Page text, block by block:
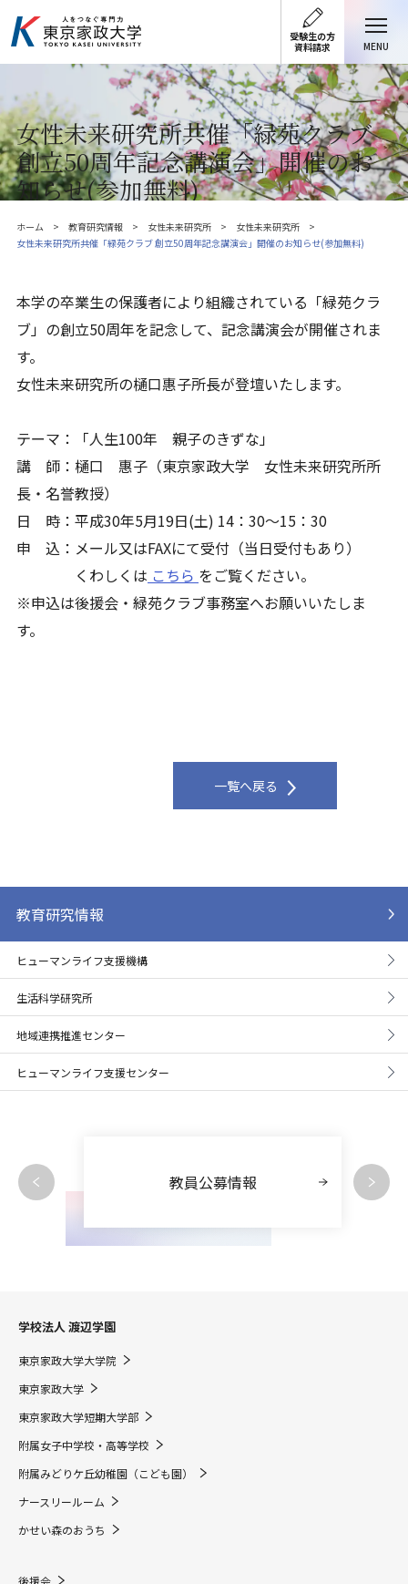
受験生の方
資料請求
MENU
女性未来研究所共催「緑苑クラブ
創立50周年記念講演会」開催のお
知らせ(参加無料)
ホーム 教育研究情報 女性未来研究所
女性未来研究所
女性未来研究所共催「緑苑クラブ 創立50周年記念講演会」開催のお知らせ(参加無料)
本学の卒業生の保護者により組織されている「緑苑クラ
ブ」の創立50周年を記念して、記念講演会が開催されま
す。
女性未来研究所の樋口惠子所長が登壇いたします。
テーマ：「人生100年 親子のきずな」
講 師：樋口 惠子（東京家政大学 女性未来研究所所
長・名誉教授）
日 時：平成30年5月19日(土) 14：30～15：30
申 込：メール又はFAXにて受付（当日受付もあり）
くわしくは こちら をご覧ください。
※申込は後援会・緑苑クラブ事務室へお願いいたしま
す。
一覧へ戻る
教育研究情報
ヒューマンライフ支援機構
生活科学研究所
地域連携推進センター
ヒューマンライフ支援センター
教員公募情報
学校法人 渡辺学園
東京家政大学大学院
東京家政大学
東京家政大学短期大学部
附属女子中学校・高等学校
附属みどりケ丘幼稚園（こども園）
ナースリールーム
かせい森のおうち
後援会